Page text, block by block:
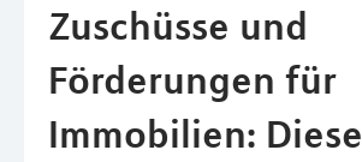
Zuschüsse und
Förderungen für
Immobilien: Diese